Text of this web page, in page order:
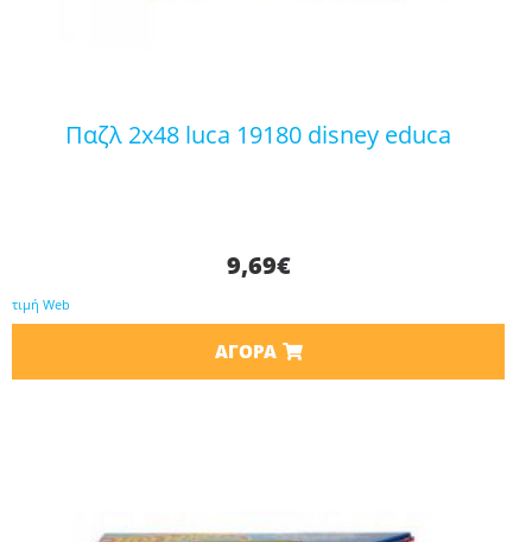
παζλ 2x48 luca 19180 disney educa
9,69€
τιμή Web
ΑΓΟΡΆ